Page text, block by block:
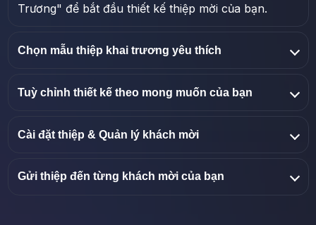
Trương" để bắt đầu thiết kế thiệp mời của bạn.
Chọn mẫu thiệp khai trương yêu thích
Tuỳ chỉnh thiết kế theo mong muốn của bạn
Cài đặt thiệp & Quản lý khách mời
Gửi thiệp đến từng khách mời của bạn